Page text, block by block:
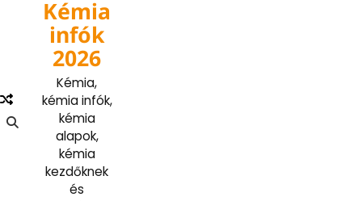
Kémia
infók
2026
Kémia,
kémia infók,
kémia
alapok,
kémia
kezdőknek
és